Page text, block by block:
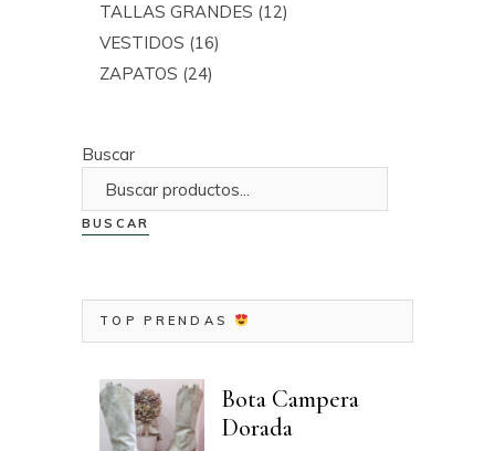
TALLAS GRANDES (12)
VESTIDOS (16)
ZAPATOS (24)
Buscar
BUSCAR
TOP PRENDAS
Bota Campera
Dorada